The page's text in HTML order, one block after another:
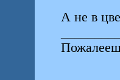
А не в